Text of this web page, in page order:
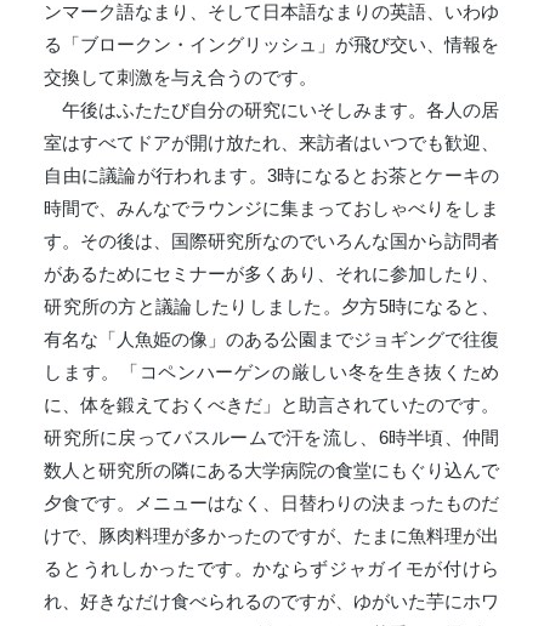
ンマーク語なまり、そして日本語なまりの英語、いわゆ
る「ブロークン・イングリッシュ」が飛び交い、情報を
交換して刺激を与え合うのです。
午後はふたたび自分の研究にいそしみます。各人の居
室はすべてドアが開け放たれ、来訪者はいつでも歓迎、
自由に議論が行われます。3時になるとお茶とケーキの
時間で、みんなでラウンジに集まっておしゃべりをしま
す。その後は、国際研究所なのでいろんな国から訪問者
があるためにセミナーが多くあり、それに参加したり、
研究所の方と議論したりしました。夕方5時になると、
有名な「人魚姫の像」のある公園までジョギングで往復
します。「コペンハーゲンの厳しい冬を生き抜くため
に、体を鍛えておくべきだ」と助言されていたのです。
研究所に戻ってバスルームで汗を流し、6時半頃、仲間
数人と研究所の隣にある大学病院の食堂にもぐり込んで
夕食です。メニューはなく、日替わりの決まったものだ
けで、豚肉料理が多かったのですが、たまに魚料理が出
るとうれしかったです。かならずジャガイモが付けら
れ、好きなだけ食べられるのですが、ゆがいた芋にホワ